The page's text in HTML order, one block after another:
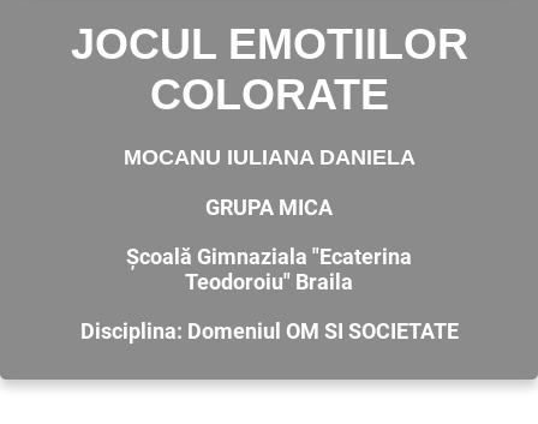
JOCUL EMOTIILOR
COLORATE
MOCANU IULIANA DANIELA
GRUPA MICA
Școală Gimnaziala "Ecaterina
Teodoroiu" Braila
Disciplina: Domeniul OM SI SOCIETATE